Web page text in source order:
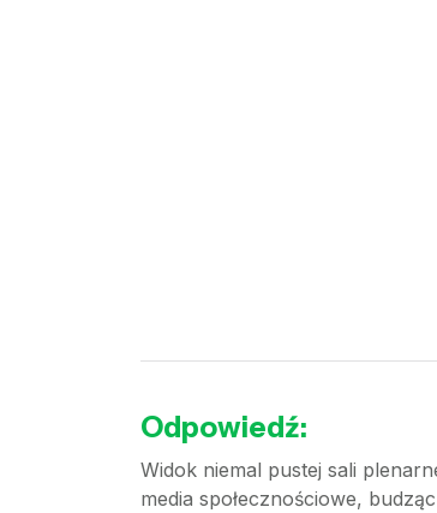
Odpowiedź:
Widok niemal pustej sali
media społecznościowe,